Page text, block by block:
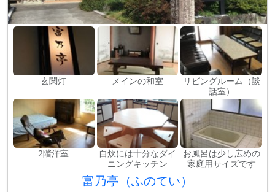
玄関灯 メインの和室
リビングルーム（談
話室）
2階洋室
自炊には十分なダイ
ニングキッチン
お風呂は少し広めの
家庭用サイズです
富乃亭（ふのてい）